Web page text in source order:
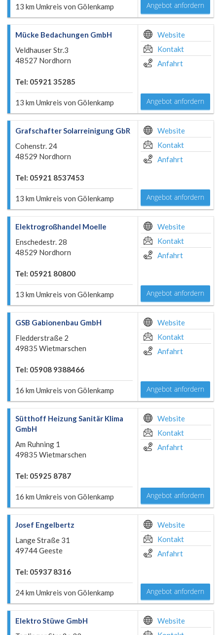
13 km Umkreis von Gölenkamp Angebot anfordern
Mücke Bedachungen GmbH
Veldhauser Str.3
48527 Nordhorn
Tel: 05921 35285
13 km Umkreis von Gölenkamp
Website
Kontakt
Anfahrt
Angebot anfordern
Grafschafter Solarreinigung GbR
Cohenstr. 24
48529 Nordhorn
Tel: 05921 8537453
13 km Umkreis von Gölenkamp
Website
Kontakt
Anfahrt
Angebot anfordern
Elektrogroßhandel Moelle
Enschedestr. 28
48529 Nordhorn
Tel: 05921 80800
13 km Umkreis von Gölenkamp
Website
Kontakt
Anfahrt
Angebot anfordern
GSB Gabionenbau GmbH
Fledderstraße 2
49835 Wietmarschen
Tel: 05908 9388466
16 km Umkreis von Gölenkamp
Website
Kontakt
Anfahrt
Angebot anfordern
Sütthoff Heizung Sanitär Klima
GmbH
Am Ruhning 1
49835 Wietmarschen
Tel: 05925 8787
16 km Umkreis von Gölenkamp
Website
Kontakt
Anfahrt
Angebot anfordern
Josef Engelbertz
Lange Straße 31
49744 Geeste
Tel: 05937 8316
24 km Umkreis von Gölenkamp
Website
Kontakt
Anfahrt
Angebot anfordern
Elektro Stüwe GmbH
Website